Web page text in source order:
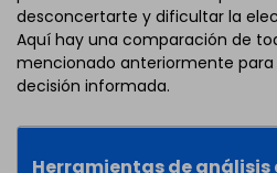
desconcertarte y dificultar la
Aquí hay una comparación de
mencionado anteriormente
decisión informada.
Herramientas de análisis